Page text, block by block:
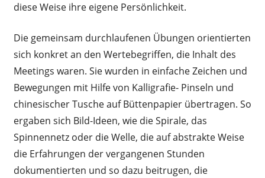
diese Weise ihre eigene Persönlichkeit.
Die gemeinsam durchlaufenen Übungen orientierten
sich konkret an den Wertebegriffen, die Inhalt des
Meetings waren. Sie wurden in einfache Zeichen und
Bewegungen mit Hilfe von Kalligrafie- Pinseln und
chinesischer Tusche auf Büttenpapier übertragen. So
ergaben sich Bild-Ideen, wie die Spirale, das
Spinnennetz oder die Welle, die auf abstrakte Weise
die Erfahrungen der vergangenen Stunden
dokumentierten und so dazu beitrugen, die